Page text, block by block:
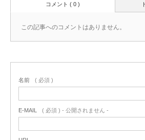
コメント ( 0 )
この記事へのコメントはありません。
名前 ( 必須 )
E-MAIL ( 必須 ) - 公開されません -